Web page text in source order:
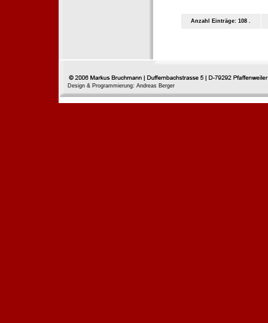
Anzahl Einträge: 108 .
Design & Programmierung: Andreas Berger